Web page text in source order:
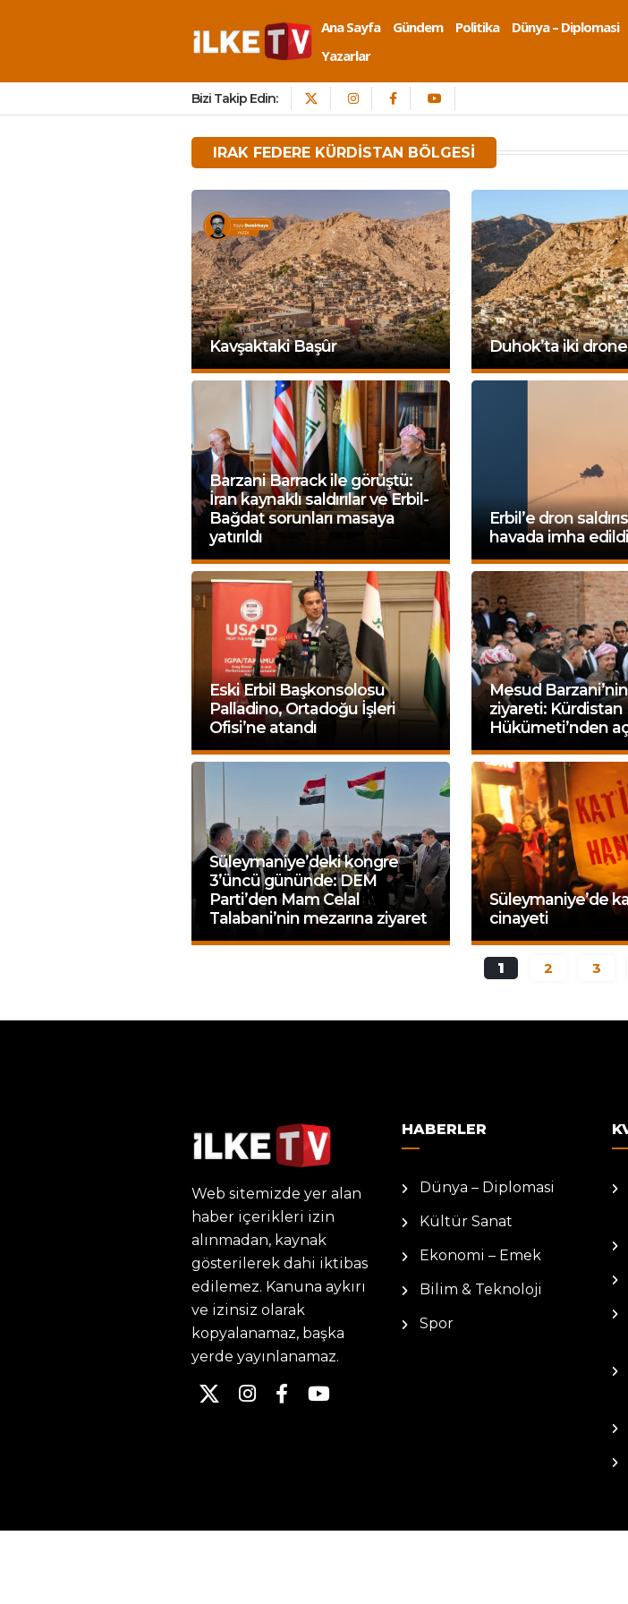
Ana Sayfa Gündem Politika Dünya – Diplomasi
Yazarlar
Bizi Takip Edin:
IRAK FEDERE KÜRDISTAN BÖLGESI
Kavşaktaki Başûr Duhok’ta iki
Barzani Barrack ile görüştü:
İran kaynaklı saldırılar ve Erbil-
Bağdat sorunları masaya
yatırıldı
Erbil’e dron
havada imha
Eski Erbil Başkonsolosu
Palladino, Ortadoğu İşleri
Ofisi’ne atandı
Mesud
ziyareti: Kürdistan
Hükümeti’nden
Süleymaniye’deki kongre
3’üncü gününde: DEM
Parti’den Mam Celal
Talabani’nin mezarına ziyaret
Süleymaniye’de
cinayeti
1 2 3
Web sitemizde yer alan
haber içerikleri izin
alınmadan, kaynak
gösterilerek dahi iktibas
edilemez. Kanuna aykırı
ve izinsiz olarak
kopyalanamaz, başka
yerde yayınlanamaz.
HABERLER
Dünya – Diplomasi
Kültür Sanat
Ekonomi – Emek
Bilim & Teknoloji
Spor